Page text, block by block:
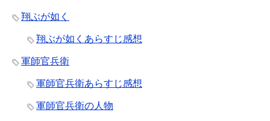
翔ぶが如く
翔ぶが如くあらすじ感想
軍師官兵衛
軍師官兵衛あらすじ感想
軍師官兵衛の人物